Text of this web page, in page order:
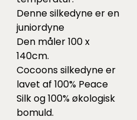
Denne silkedyne er en
juniordyne
Den måler 100 x
140cm.
Cocoons silkedyne er
lavet af 100% Peace
Silk og 100% økologisk
bomuld.